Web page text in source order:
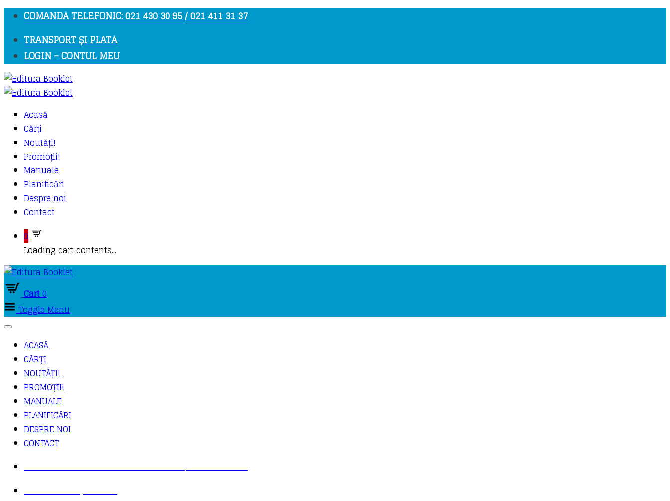
COMANDĂ TELEFONIC: 021 430 30 95 / 021 411 31 37
TRANSPORT ȘI PLATĂ
LOGIN – CONTUL MEU
Acasă
Cărți
Noutăți!
Promoții!
Manuale
Planificări
Despre noi
Contact
0
Loading cart contents...
Cart0
Toggle Menu
ACASĂ
CĂRȚI
NOUTĂȚI!
PROMOȚII!
MANUALE
PLANIFICĂRI
DESPRE NOI
CONTACT
COMANDĂ TELEFONIC: 021 430 30 95 / 021 411 31 37
TRANSPORT ȘI PLATĂ